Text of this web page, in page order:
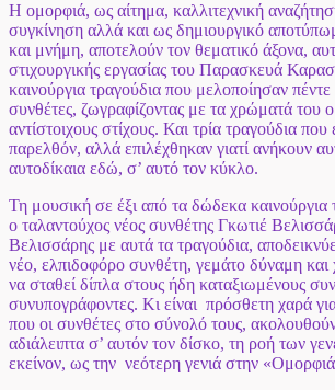
Η ομορφιά, ως αίτημα, καλλιτεχνική
συγκίνηση αλλά και ως δημιουργικό
και μνήμη, αποτελούν τον θεματικό άξονα,
στιχουργικής εργασίας του Παρασκευά
καινούργια τραγούδια που μελοποίησαν
συνθέτες, ζωγραφίζοντας με τα χρώματά του
αντίστοιχους στίχους. Και τρία τραγούδια που
παρελθόν, αλλά επιλέχθηκαν γιατί ανήκουν
αυτοδίκαια εδώ, σ’ αυτό τον κύκλο.
Τη μουσική σε έξι από τα δώδεκα καινούργια
ο ταλαντούχος νέος συνθέτης Γκωτιέ
Βελισσάρης με αυτά τα τραγούδια,
νέο, ελπιδοφόρο συνθέτη, γεμάτο δύναμη
να σταθεί δίπλα στους ήδη καταξιωμένους
συνυπογράφοντες. Κι είναι πρόσθετη χαρά
που οι συνθέτες στο σύνολό τους,
αδιάλειπτα σ’ αυτόν τον δίσκο, τη ροή των
εκείνον, ως την νεότερη γενιά στην